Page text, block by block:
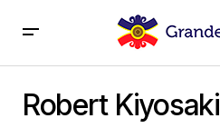
Robert Kiyosaki